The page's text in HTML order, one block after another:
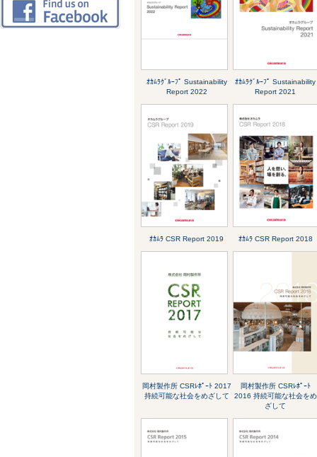
ｵｶﾑﾗｸﾞﾙｰﾌﾟ Sustainability
Report 2022
ｵｶﾑﾗｸﾞﾙｰﾌﾟ Sustainability
Report 2021
ｵｶﾑﾗ CSR Report 2019 ｵｶﾑﾗ CSR Report 2018
岡村製作所 CSRﾚﾎﾟｰﾄ 2017
持続可能な社会をめざして
岡村製作所 CSRﾚﾎﾟｰﾄ
2016 持続可能な社会をめ
ざして